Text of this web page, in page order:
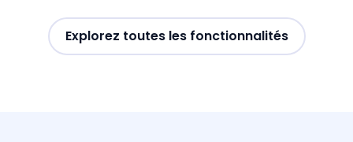
Explorez toutes les fonctionnalités